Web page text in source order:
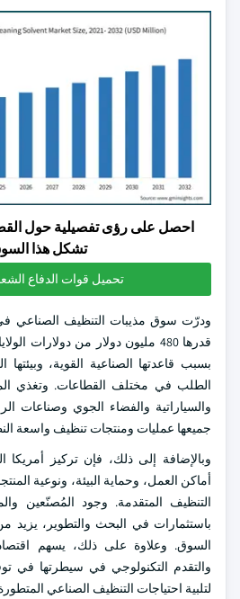
احصل على رؤى تفصيلية حول
تشكل هذا
تحميل قوات الدفاع
ودرّت سوق مذيبات التنظيف الصناعي في
بسبب قاعدتها الصناعية القوية، وبيئتها
الطلب في مختلف القطاعات. وتغذي
والسياراتية والفضاء الجوي وصناعات
جميعها عمليات ومنتجات تنظيف واسعة
وبالإضافة إلى ذلك، فإن تركيز
أماكن العمل، وحماية البيئة، ونوعية
التنظيف المتقدمة. وجود المُصنّعين
باستثمارات في البحث والتطوير،
السوق. وعلاوة على ذلك، يسهم اقتصاد
والتقدم التكنولوجي في سيطرتها في
لتلبية احتياجات التنظيف الصناعي